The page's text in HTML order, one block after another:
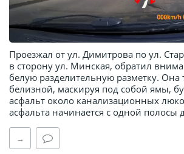
Проезжал от ул. Димитрова по ул.
в сторону ул. Минская, обратил
белую разделительную разметку. Она
белизной, маскируя под собой ямы,
асфальт около канализационных
асфальта начинается с одной полосы
→